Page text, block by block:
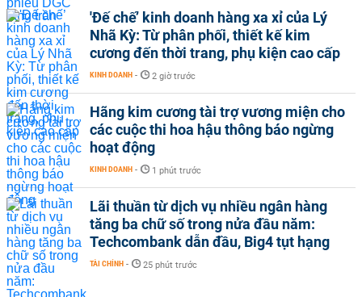
'Đế chế’ kinh doanh hàng xa xỉ của Lý
Nhã Kỳ: Từ phân phối, thiết kế kim
cương đến thời trang, phụ kiện cao cấp
KINH DOANH - 2 giờ trước
Hãng kim cương tài trợ vương miện cho
các cuộc thi hoa hậu thông báo ngừng
hoạt động
KINH DOANH - 1 phút trước
Lãi thuần từ dịch vụ nhiều ngân hàng
tăng ba chữ số trong nửa đầu năm:
Techcombank dẫn đầu, Big4 tụt hạng
TÀI CHÍNH - 25 phút trước